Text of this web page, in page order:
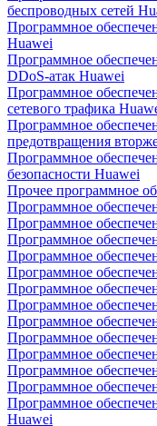
беспроводных сетей
Программное
Huawei
Программное
DDoS-атак Huawei
Программное
сетевого трафика
Программное
предотвращения
Программное
безопасности Huawei
Прочее программное
Программное
Программное
Программное
Программное
Программное
Программное
Программное
Программное
Программное
Программное
Программное
Программное
Программное
Huawei